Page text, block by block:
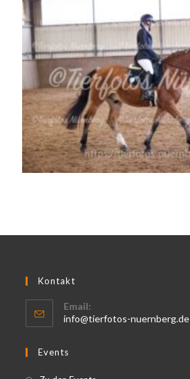
Kontakt
Email:
info@tierfotos-nuernberg.de
Events